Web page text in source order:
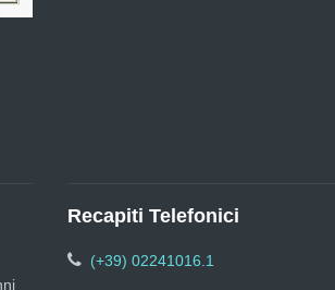
Recapiti Telefonici
(+39) 02241016.1